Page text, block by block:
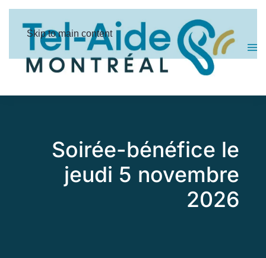
Panneau de gestion des cookies
Skip to main content
Soirée-bénéfice le
jeudi 5 novembre
2026